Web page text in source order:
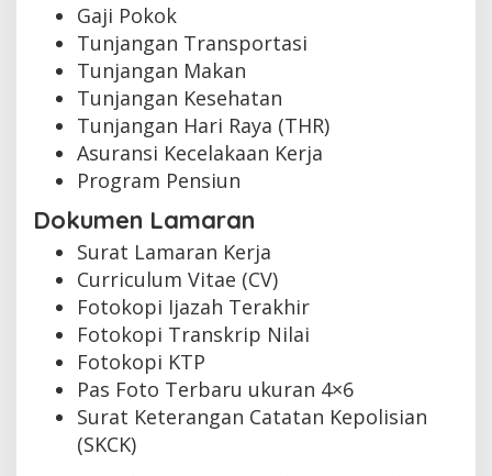
Gaji Pokok
Tunjangan Transportasi
Tunjangan Makan
Tunjangan Kesehatan
Tunjangan Hari Raya (THR)
Asuransi Kecelakaan Kerja
Program Pensiun
Dokumen Lamaran
Surat Lamaran Kerja
Curriculum Vitae (CV)
Fotokopi Ijazah Terakhir
Fotokopi Transkrip Nilai
Fotokopi KTP
Pas Foto Terbaru ukuran 4×6
Surat Keterangan Catatan Kepolisian
(SKCK)